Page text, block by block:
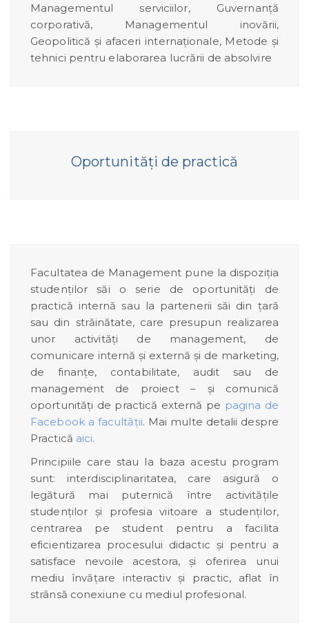
Managementul serviciilor, Guvernanță
corporativă, Managementul inovării,
Geopolitică și afaceri internaționale, Metode și
tehnici pentru elaborarea lucrării de absolvire
Oportunități de practică
Facultatea de Management pune la dispoziția
studenților săi o serie de oportunități de
practică internă sau la partenerii săi din țară
sau din străinătate, care presupun realizarea
unor activități de management, de
comunicare internă și externă și de marketing,
de finanțe, contabilitate, audit sau de
management de proiect – și comunică
oportunități de practică externă pe pagina de
Facebook a facultății. Mai multe detalii despre
Practică aici.
Principiile care stau la baza acestu program
sunt: interdisciplinaritatea, care asigură o
legătură mai puternică între activităţile
studenţilor şi profesia viitoare a studenților,
centrarea pe student pentru a facilita
eficientizarea procesului didactic și pentru a
satisface nevoile acestora, și oferirea unui
mediu învățare interactiv și practic, aflat în
strânsă conexiune cu mediul profesional.